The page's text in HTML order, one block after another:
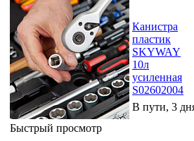
Быстрый просмотр
Канистра
пластик
SKYWAY
10л
усиленная
S02602004
В пути, 3